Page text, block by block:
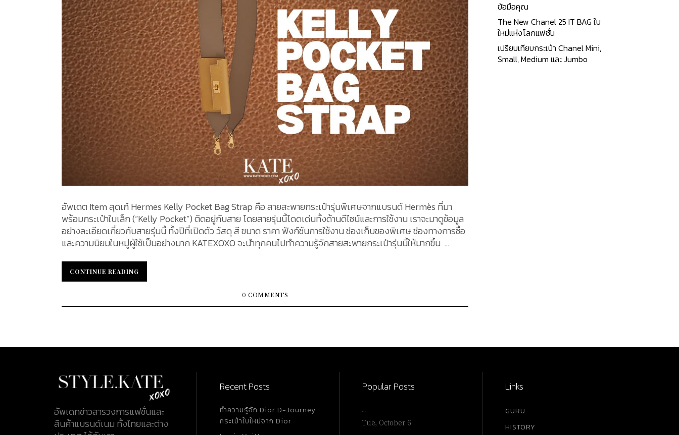
อัพเดต Item สุดเก๋ Hermes Kelly Pocket Bag Strap คือ สายสะพายกระเป๋ารุ่นพิเศษจากแบรนด์ Hermès ที่มา
พร้อมกระเป๋าใบเล็ก (“Kelly Pocket”) ติดอยู่กับสาย โดยสายรุ่นนี้โดดเด่นทั้งด้านดีไซน์และการใช้งาน เราจะมาดูข้อมูล
อย่างละเอียดเกี่ยวกับสายรุ่นนี้ ทั้งปีที่เปิดตัว วัสดุ สี ขนาด ราคา ฟังก์ชันการใช้งาน ช่องเก็บของพิเศษ ช่องทางการซื้อ
และความนิยมในหมู่ผู้ใช้เป็นอย่างมาก KATEXOXO จะนำทุกคนไปทำความรู้จักสายสะพายกระเป๋ารุ่นนี้ให้มากขึ้น
2020 ซึ่งเป็นช่วงที่ Hermès เริ่มวางจำหน่ายสายรุ่นนี้อย่างเป็นทางการ​ โดยสินค้าที่ผลิตในปี 2020 จะมีตราประทับปี
เป็นตัวอักษร “Y” (ตามระบบการระบุปีของ Hermès) ซึ่งบ่งชี้ว่าสายรุ่นนี้ถูกผลิตและออกสู่ตลาดครั้งแรกในช่วงปีนั้น
นับแต่นั้นมา Kelly Pocket Strap ก็ได้กลายเป็นหนึ่งในแอคเซสซอรีที่ได้รับความสนใจอย่างมากจากสาวก Hermès
วัสดุและการออกแบบ สายรุ่นนี้ผลิตจากหนังลูกวัวแท้สองชนิดคือ Swift และ Epsom ซึ่งเป็นเอกลักษณ์สำคัญของดี
CONTINUE READING
CONTINUE READING
0 COMMENTS
ข้อมือคุณ
The New Chanel 25 IT BAG ใบ
ใหม่แห่งโลกแฟชั่น
เปรียบเทียบกระเป๋า Chanel Mini,
Small, Medium และ Jumbo
อัพเดทข่าวสารวงการแฟชั่นและ
สินค้าแบรนด์เนม ทั้งไทยและต่าง
Recent Posts
ทำความรู้จัก Dior D-Journey
กระเป๋าใบใหม่จาก Dior
Popular Posts
…
Tue, October 6.
Links
GURU
HISTORY